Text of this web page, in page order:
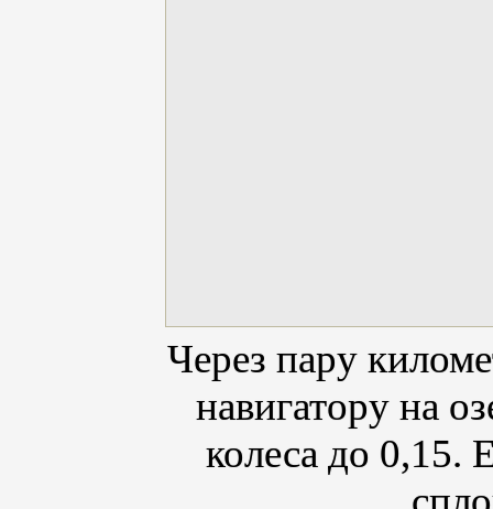
Через пару
навигатору на
колеса до 0,15.